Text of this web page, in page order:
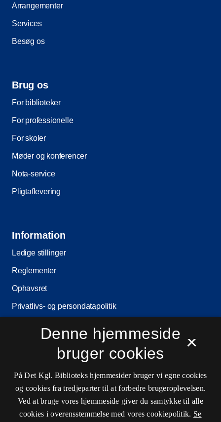
Arrangementer
Services
Besøg os
Brug os
For biblioteker
For professionelle
For skoler
Møder og konferencer
Nota-service
Pligtaflevering
Information
Ledige stillinger
Reglementer
Ophavsret
Privatlivs- og persondatapolitik
Driftsstatus
Cookieindstillinger
Kontaktinformationer
×
Denne hjemmeside
bruger cookies
På Det Kgl. Biblioteks hjemmesider bruger vi egne cookies
og cookies fra tredjeparter til at forbedre brugeroplevelsen.
Ved at bruge vores hjemmeside giver du samtykke til alle
cookies i overensstemmelse med vores cookiepolitik. Se